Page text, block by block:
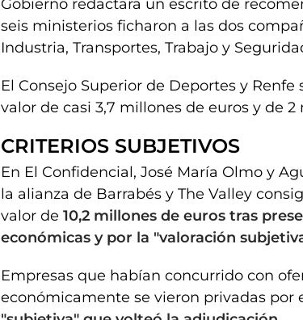
Gobierno redactara un escrito de
seis ministerios ficharon a las dos
Industria, Transportes, Trabajo y
El Consejo Superior de Deportes y
valor de casi 3,7 millones de euros y de
CRITERIOS SUBJETIVOS
En El Confidencial, José María Olmo y
la alianza de Barrabés y The Valley
valor de 10,2 millones de euros tras
económicas y por la "valoración
Empresas que habían concurrido con
económicamente se vieron privadas por